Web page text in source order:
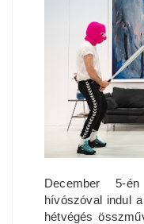
December 5-
hívószóval indul
hétvégés